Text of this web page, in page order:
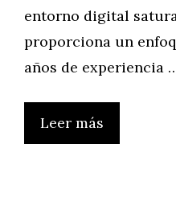
entorno digital
proporciona un
años de experiencia
Leer más